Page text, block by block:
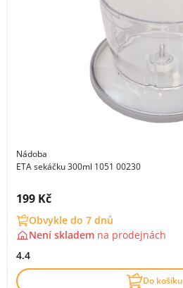
Nádoba
ETA sekáčku 300ml 1051 00230
Cena s DPH:
199 Kč
Obvykle do 7 dnů
Není skladem na prodejnách
4.4
Do košíku